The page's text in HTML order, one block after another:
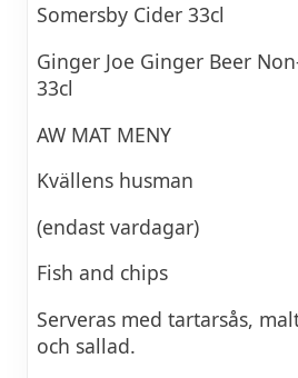
Somersby Cider 33cl
Ginger Joe Ginger Beer
33cl
AW MAT MENY
Kvällens husman
(endast vardagar)
Fish and chips
Serveras med tartarsås,
och sallad.